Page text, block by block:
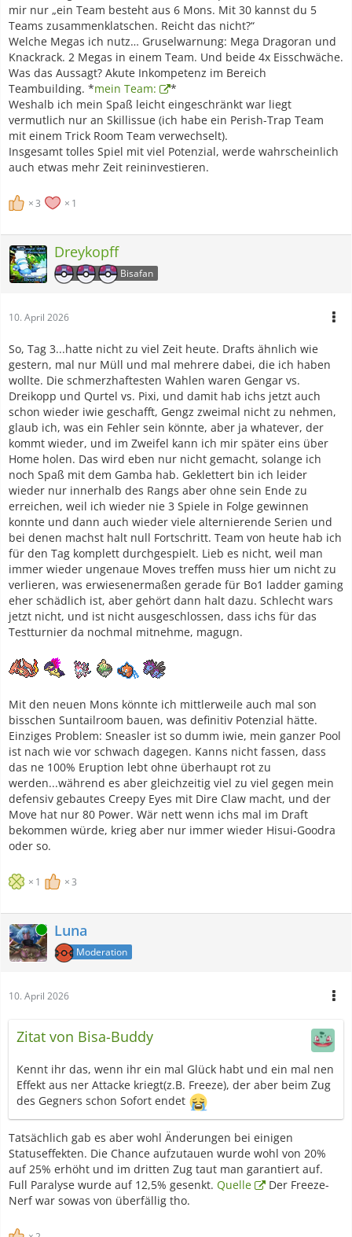
mir nur „ein Team besteht aus 6 Mons. Mit 30 kannst du 5
Teams zusammenklatschen. Reicht das nicht?“
Welche Megas ich nutz… Gruselwarnung: Mega Dragoran und
Knackrack. 2 Megas in einem Team. Und beide 4x Eisschwäche.
Was das Aussagt? Akute Inkompetenz im Bereich
Teambuilding. *mein Team:
*
Weshalb ich mein Spaß leicht eingeschränkt war liegt
vermutlich nur an Skillissue (ich habe ein Perish-Trap Team
mit einem Trick Room Team verwechselt).
Insgesamt tolles Spiel mit viel Potenzial, werde wahrscheinlich
auch etwas mehr Zeit reininvestieren.
3 1
Dreykopff
Bisafan
10. April 2026
So, Tag 3...hatte nicht zu viel Zeit heute. Drafts ähnlich wie
gestern, mal nur Müll und mal mehrere dabei, die ich haben
wollte. Die schmerzhaftesten Wahlen waren Gengar vs.
Dreikopp und Qurtel vs. Pixi, und damit hab ichs jetzt auch
schon wieder iwie geschafft, Gengz zweimal nicht zu nehmen,
glaub ich, was ein Fehler sein könnte, aber ja whatever, der
kommt wieder, und im Zweifel kann ich mir später eins über
Home holen. Das wird eben nur nicht gemacht, solange ich
noch Spaß mit dem Gamba hab. Geklettert bin ich leider
wieder nur innerhalb des Rangs aber ohne sein Ende zu
erreichen, weil ich wieder nie 3 Spiele in Folge gewinnen
konnte und dann auch wieder viele alternierende Serien und
bei denen machst halt null Fortschritt. Team von heute hab ich
für den Tag komplett durchgespielt. Lieb es nicht, weil man
immer wieder ungenaue Moves treffen muss hier um nicht zu
verlieren, was erwiesenermaßen gerade für Bo1 ladder gaming
eher schädlich ist, aber gehört dann halt dazu. Schlecht wars
jetzt nicht, und ist nicht ausgeschlossen, dass ichs für das
Testturnier da nochmal mitnehme, magugn.
Mit den neuen Mons könnte ich mittlerweile auch mal son
bisschen Suntailroom bauen, was definitiv Potenzial hätte.
Einziges Problem: Sneasler ist so dumm iwie, mein ganzer Pool
ist nach wie vor schwach dagegen. Kanns nicht fassen, dass
das ne 100% Eruption lebt ohne überhaupt rot zu
werden...während es aber gleichzeitig viel zu viel gegen mein
defensiv gebautes Creepy Eyes mit Dire Claw macht, und der
Move hat nur 80 Power. Wär nett wenn ichs mal im Draft
bekommen würde, krieg aber nur immer wieder Hisui-Goodra
oder so.
1 3
Online Luna
Moderation
10. April 2026
Zitat von Bisa-Buddy
Kennt ihr das, wenn ihr ein mal Glück habt und ein mal nen
Effekt aus ner Attacke kriegt(z.B. Freeze), der aber beim Zug
des Gegners schon Sofort endet
Tatsächlich gab es aber wohl Änderungen bei einigen
Statuseffekten. Die Chance aufzutauen wurde wohl von 20%
auf 25% erhöht und im dritten Zug taut man garantiert auf.
Full Paralyse wurde auf 12,5% gesenkt. Quelle
Der Freeze-
Nerf war sowas von überfällig tho.